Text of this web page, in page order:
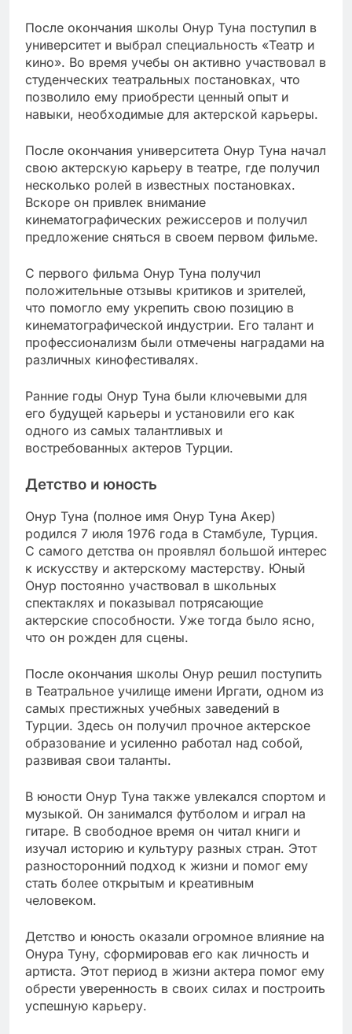
После окончания школы Онур Туна поступил в
университет и выбрал специальность «Театр и
кино». Во время учебы он активно участвовал в
студенческих театральных постановках, что
позволило ему приобрести ценный опыт и
навыки, необходимые для актерской карьеры.
После окончания университета Онур Туна начал
свою актерскую карьеру в театре, где получил
несколько ролей в известных постановках.
Вскоре он привлек внимание
кинематографических режиссеров и получил
предложение сняться в своем первом фильме.
С первого фильма Онур Туна получил
положительные отзывы критиков и зрителей,
что помогло ему укрепить свою позицию в
кинематографической индустрии. Его талант и
профессионализм были отмечены наградами на
различных кинофестивалях.
Ранние годы Онур Туна были ключевыми для
его будущей карьеры и установили его как
одного из самых талантливых и
востребованных актеров Турции.
Детство и юность
Онур Туна (полное имя Онур Туна Акер)
родился 7 июля 1976 года в Стамбуле, Турция.
С самого детства он проявлял большой интерес
к искусству и актерскому мастерству. Юный
Онур постоянно участвовал в школьных
спектаклях и показывал потрясающие
актерские способности. Уже тогда было ясно,
что он рожден для сцены.
После окончания школы Онур решил поступить
в Театральное училище имени Иргати, одном из
самых престижных учебных заведений в
Турции. Здесь он получил прочное актерское
образование и усиленно работал над собой,
развивая свои таланты.
В юности Онур Туна также увлекался спортом и
музыкой. Он занимался футболом и играл на
гитаре. В свободное время он читал книги и
изучал историю и культуру разных стран. Этот
разносторонний подход к жизни и помог ему
стать более открытым и креативным
человеком.
Детство и юность оказали огромное влияние на
Онура Туну, сформировав его как личность и
артиста. Этот период в жизни актера помог ему
обрести уверенность в своих силах и построить
успешную карьеру.